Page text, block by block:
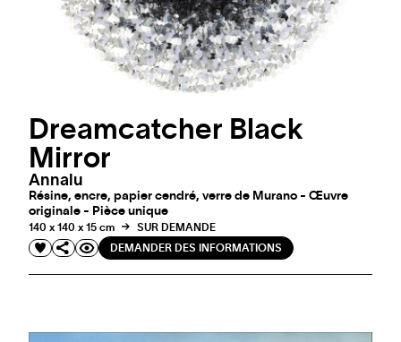
Dreamcatcher Black
Mirror
Annalu
Résine, encre, papier cendré, verre de Murano - Œuvre
originale - Pièce unique
140 x 140 x 15 cm
SUR DEMANDE
DEMANDER DES INFORMATIONS